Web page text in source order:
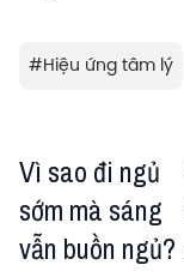
#Hiệu ứng tâm lý
Vì sao đi ngủ
sớm mà sáng
vẫn buồn ngủ?